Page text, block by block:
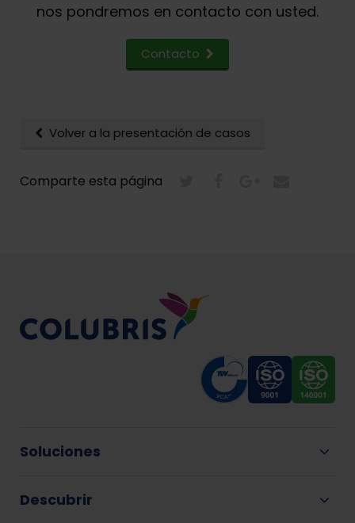
nos pondremos en contacto con usted.
Contacto
Volver a la presentación de casos
Comparte esta página
Soluciones
Descubrir